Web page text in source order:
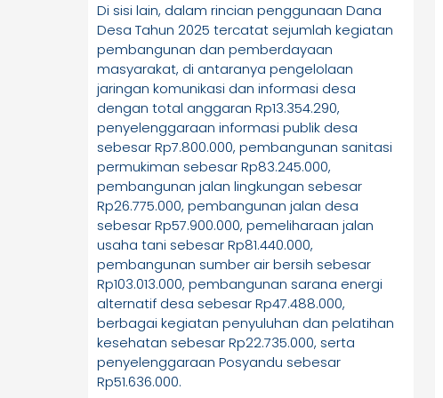
Di sisi lain, dalam rincian penggunaan Dana
Desa Tahun 2025 tercatat sejumlah kegiatan
pembangunan dan pemberdayaan
masyarakat, di antaranya pengelolaan
jaringan komunikasi dan informasi desa
dengan total anggaran Rp13.354.290,
penyelenggaraan informasi publik desa
sebesar Rp7.800.000, pembangunan sanitasi
permukiman sebesar Rp83.245.000,
pembangunan jalan lingkungan sebesar
Rp26.775.000, pembangunan jalan desa
sebesar Rp57.900.000, pemeliharaan jalan
usaha tani sebesar Rp81.440.000,
pembangunan sumber air bersih sebesar
Rp103.013.000, pembangunan sarana energi
alternatif desa sebesar Rp47.488.000,
berbagai kegiatan penyuluhan dan pelatihan
kesehatan sebesar Rp22.735.000, serta
penyelenggaraan Posyandu sebesar
Rp51.636.000.